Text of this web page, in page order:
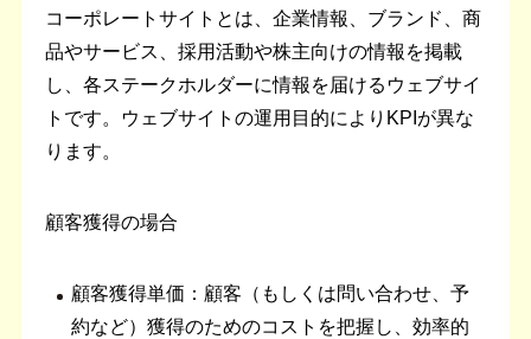
コーポレートサイトとは、企業情報、ブランド、商
品やサービス、採用活動や株主向けの情報を掲載
し、各ステークホルダーに情報を届けるウェブサイ
トです。ウェブサイトの運用目的によりKPIが異な
ります。
顧客獲得の場合
顧客獲得単価：顧客（もしくは問い合わせ、予
約など）獲得のためのコストを把握し、効率的